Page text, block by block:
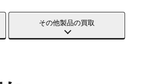
その他製品の買取